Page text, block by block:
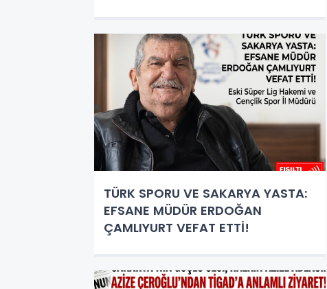
TÜRK SPORU VE SAKARYA YASTA:
EFSANE MÜDÜR ERDOĞAN
ÇAMLIYURT VEFAT ETTİ!